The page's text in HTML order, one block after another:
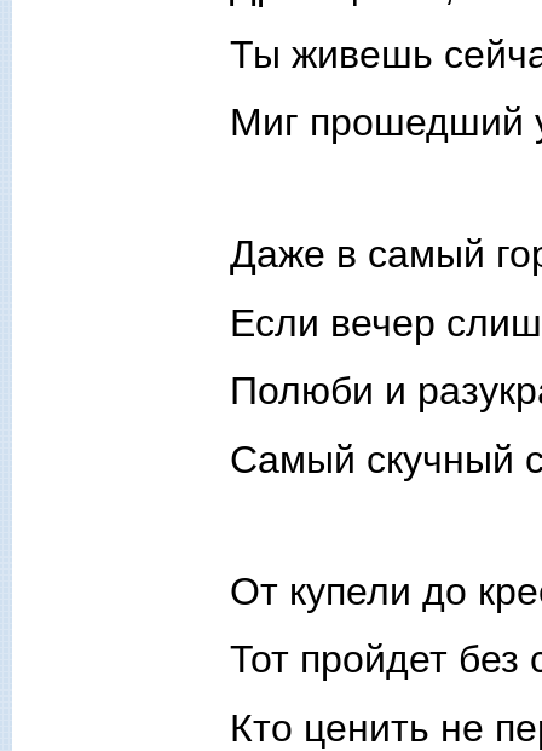
Ты живешь
Миг прошедший
Даже в самый
Если вечер
Полюби и
Самый скучный
От купели до
Тот пройдет без
Кто ценить не